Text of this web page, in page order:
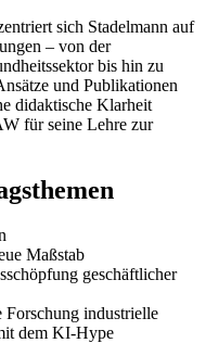
sich Stadelmann auf
– von der
bis hin zu
und Publikationen
didaktische Klarheit
für seine Lehre zur
Maßstab
geschäftlicher
industrielle
dem KI-Hype